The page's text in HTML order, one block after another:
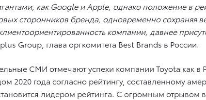
какGoogleиApple, однако положение в
сторонников бренда, одновременно сохраняя
компании, давнее
Group, глава оргкомитета Best Brands в России.
СМИ отмечают успехи компании Toyota как в
года согласно рейтингу, составленному
лидером рейтинга. С огромным отрывом